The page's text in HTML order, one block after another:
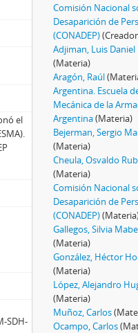
el
SDH-
Comisión Nacional
Desaparición de
(CONADEP)
Adjiman, Luis Daniel
(Materia)
Aragón, Raúl
Argentina. Escuela
Mecánica de la
Argentina(Materia)
Bejerman, Sergio
(Materia)
Cheula, Osvaldo
(Materia)
Comisión Nacional
Desaparición de
(CONADEP)
Gallegos, Silvia
(Materia)
González, Héctor
(Materia)
López, Alejandro
(Materia)
Muñoz, Carlos
Ocampo, Carlos